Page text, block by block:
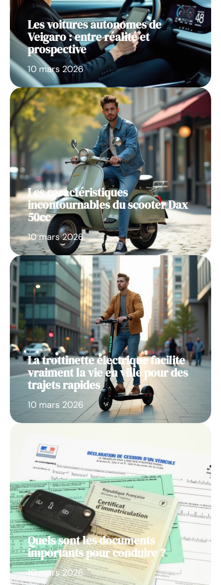
Les voitures autonomes de
Veigaro : entre réalité et
prospective
10 mars 2026
Les caractéristiques
incontournables du scooter Dax
50cc
10 mars 2026
La trottinette électrique facilite
vraiment la vie en ville pour des
trajets rapides
10 mars 2026
Quels sont les documents
importants pour conduire ?
10 mars 2026